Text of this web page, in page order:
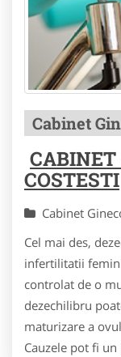
Cabinet
CABINET
COSTESTI
Cabinet
Cel mai des,
infertilitatii
controlat de o
dezechilibru
maturizare a
Cauzele pot fi